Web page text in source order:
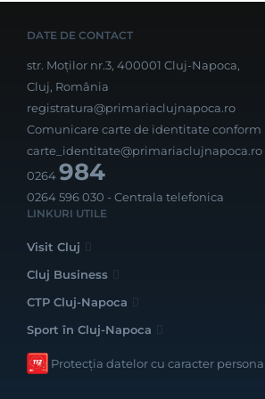
DATE DE CONTACT
str. Moților nr.3, 400001 Cluj-Napoca,
Cluj, România
registratura@primariaclujnapoca.ro
Comunicare carte de identitate conform
carte_identitate@primariaclujnapoca.ro
0264984
0264 596 030 - Centrala telefonica
LINKURI UTILE
Visit Cluj
Cluj Business
CTP Cluj-Napoca
Sport în Cluj-Napoca
Protecția datelor cu caracter personal